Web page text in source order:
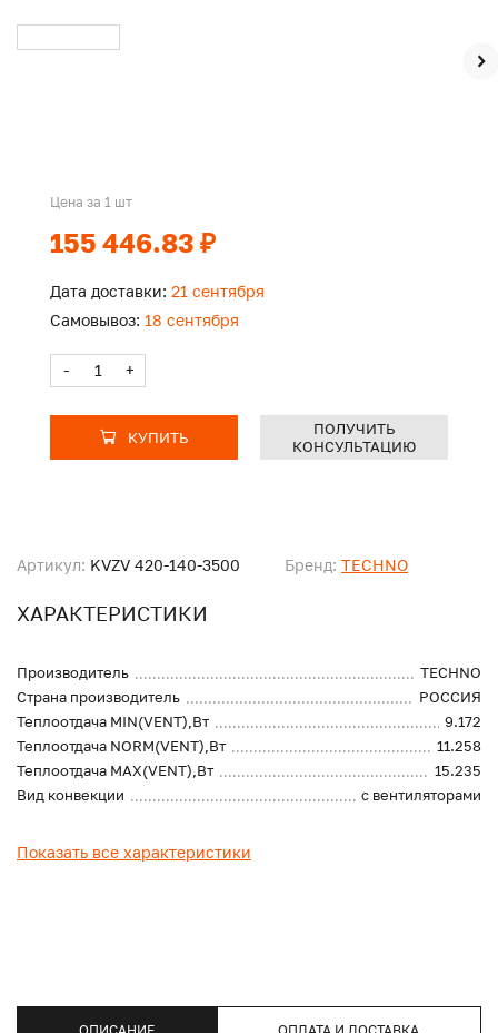
Артикул: KVZV 420-140-3500 Бренд: TECHNO
ХАРАКТЕРИСТИКИ
Производитель
TECHNO
Страна производитель
РОССИЯ
Теплоотдача MIN(VENT),Вт
9.172
Теплоотдача NORM(VENT),Вт
11.258
Теплоотдача MAX(VENT),Вт
15.235
Вид конвекции
с вентиляторами
Показать все характеристики
Цена за 1 шт
155 446.83 ₽
Дата доставки: 21 сентября
Самовывоз: 18 сентября
- +
КУПИТЬ
ПОЛУЧИТЬ
КОНСУЛЬТАЦИЮ